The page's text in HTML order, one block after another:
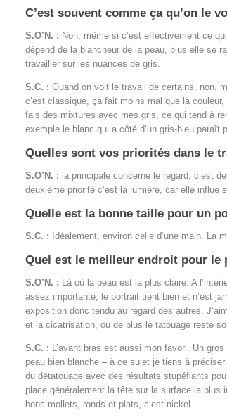
C’est souvent comme ça qu’on
S.O’N. : Non, même si c’est effectivement ce
dépend de la blancheur de la peau, plus elle se
travailler sur les nuances de gris.
S.C. : Quand on voit le travail de certains, non,
c’est classique, ça fait moins mal que la
fais des mixtures avec mes gris, ce qui tend à
exemple le blanc qui a côté d’un gris-bleu paraît
Quelles sont vos priorités dans le
S.O’N. : la principale concerne le regard, c’est
deuxième priorité c’est la lumière, car elle influe
Quelle est la bonne taille pour un
S.C. : Idéalement, environ celle d’une main. La
Quel est le meilleur endroit pour le
S.O’N. : Là où la peau est la plus claire. A
assez importante, le portrait tient bien et n’est
exposition donc tendu au regard des autres.
et la cicatrisation, où de plus le tatouage reste
S.C. : L’avant bras est aussi mon favori. Un
peau bien blanche – à ce sujet je tiens à
du détatouage avec des résultats stupéfiants
place généralement la tête sur la surface la
bons mollets, ronds et plats, c’est nickel.